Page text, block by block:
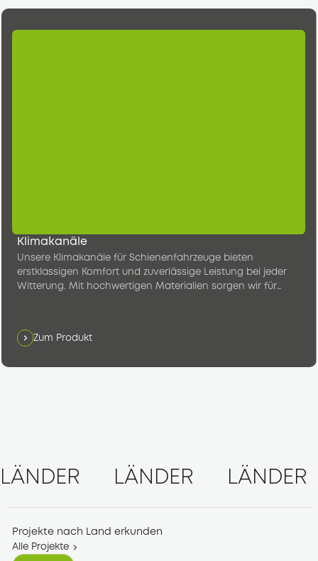
Klimakanäle
Unsere Klimakanäle für Schienenfahrzeuge bieten
erstklassigen Komfort und zuverlässige Leistung bei jeder
Witterung. Mit hochwertigen Materialien sorgen wir für
Zum Produkt
LÄNDER LÄNDER LÄNDER
Projekte nach Land erkunden
Alle Projekte